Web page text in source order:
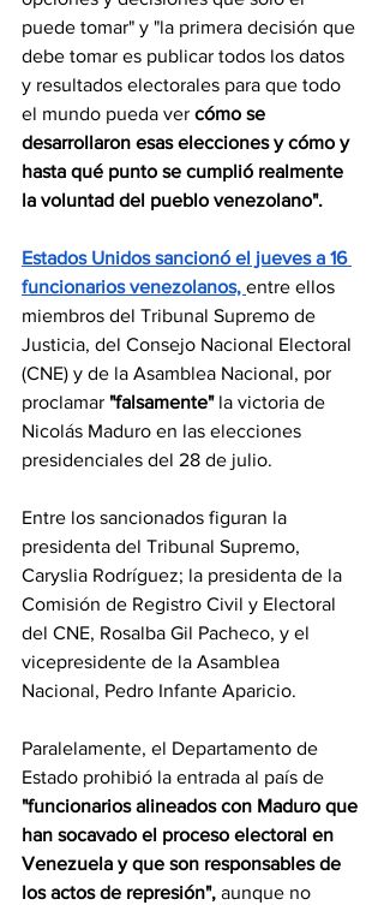
puede tomar" y "la primera decisión que
debe tomar es publicar todos los datos
y resultados electorales para que todo
el mundo pueda ver cómo se
desarrollaron esas elecciones y cómo y
hasta qué punto se cumplió realmente
la voluntad del pueblo venezolano".
Estados Unidos sancionó el jueves a 16
funcionarios venezolanos, entre ellos
miembros del Tribunal Supremo de
Justicia, del Consejo Nacional Electoral
(CNE) y de la Asamblea Nacional, por
proclamar "falsamente" la victoria de
Nicolás Maduro en las elecciones
presidenciales del 28 de julio.
Entre los sancionados figuran la
presidenta del Tribunal Supremo,
Caryslia Rodríguez; la presidenta de la
Comisión de Registro Civil y Electoral
del CNE, Rosalba Gil Pacheco, y el
vicepresidente de la Asamblea
Nacional, Pedro Infante Aparicio.
Paralelamente, el Departamento de
Estado prohibió la entrada al país de
"funcionarios alineados con Maduro que
han socavado el proceso electoral en
Venezuela y que son responsables de
los actos de represión", aunque no